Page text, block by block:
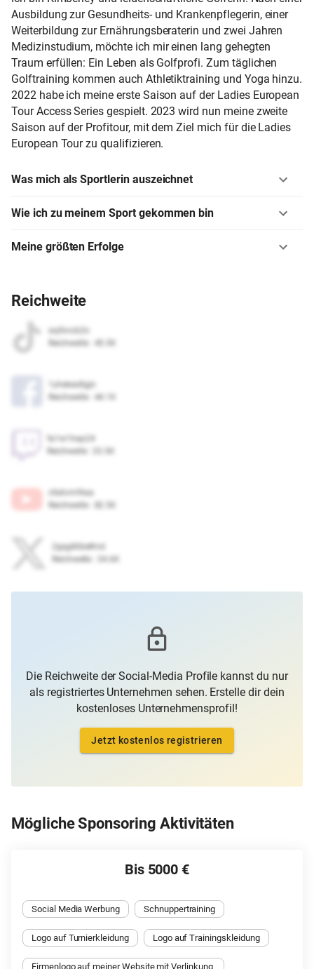
Ausbildung zur Gesundheits- und Krankenpflegerin, einer
Weiterbildung zur Ernährungsberaterin und zwei Jahren
Medizinstudium, möchte ich mir einen lang gehegten
Traum erfüllen: Ein Leben als Golfprofi. Zum täglichen
Golftraining kommen auch Athletiktraining und Yoga hinzu.
2022 habe ich meine erste Saison auf der Ladies European
Tour Access Series gespielt. 2023 wird nun meine zweite
Saison auf der Profitour, mit dem Ziel mich für die Ladies
European Tour zu qualifizieren.
Was mich als Sportlerin auszeichnet
Wie ich zu meinem Sport gekommen bin
Meine größten Erfolge
Reichweite
sojfxvcb2n
Reichweite
1yhekex8gjn
Reichweite
fa1w1hap24
Reichweite
cfa6vrn9laa
Reichweite
2gqg86befmd
Reichweite
Die Reichweite der Social-Media Profile kannst du nur
als registriertes Unternehmen sehen. Erstelle dir dein
kostenloses Unternehmensprofil!
Jetzt kostenlos registrieren
Mögliche Sponsoring Aktivitäten
Bis 5000 €
Social Media Werbung Schnuppertraining
Logo auf Turnierkleidung Logo auf Trainingskleidung
Firmenlogo auf meiner Website mit Verlinkung